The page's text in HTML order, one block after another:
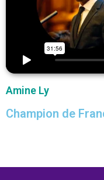
Amine Ly
Champion de